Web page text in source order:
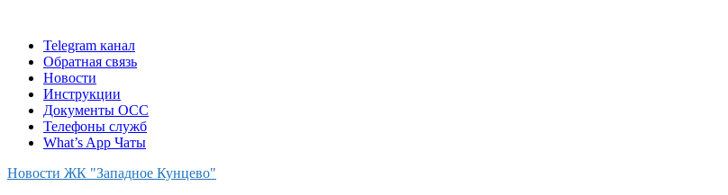
contentTelegram канал
Обратная связь
Новости
Инструкции
Документы ОСС
Телефоны служб
What’s App Чаты
Новости ЖК "Западное Кунцево"